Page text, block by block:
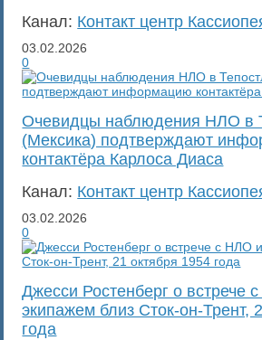
Канал: Контакт центр
03.02.2026
0
Очевидцы наблюдения НЛО в
(Мексика) подтверждают
контактёра Карлоса Диаса
Канал: Контакт центр
03.02.2026
0
Джесси Ростенберг о встрече
экипажем близ Сток-он-Трент,
года